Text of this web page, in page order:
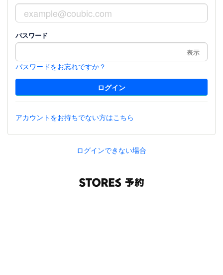
パスワード
表示
パスワードをお忘れですか？
アカウントをお持ちでない方はこちら
ログインできない場合